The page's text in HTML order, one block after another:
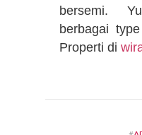
bersemi.
berbagai
Properti di